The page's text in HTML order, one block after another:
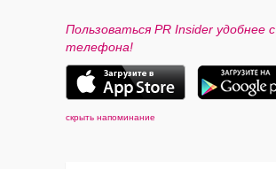
ПАРТНЕРАМ
КОНТАКТЫ
Пользоваться PR Insider удобнее с
телефона!
скрыть напоминание